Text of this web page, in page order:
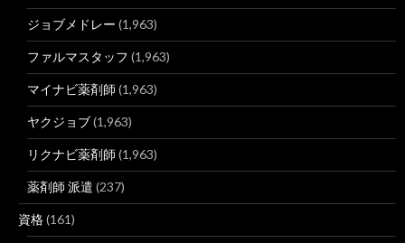
ジョブメドレー (1,963)
ファルマスタッフ (1,963)
マイナビ薬剤師 (1,963)
ヤクジョブ(1,963)
リクナビ薬剤師 (1,963)
薬剤師 派遣 (237)
資格(161)